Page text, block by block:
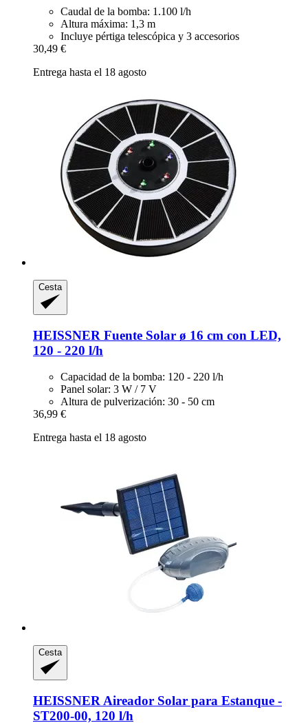
Caudal de la bomba: 1.100 l/h
Altura máxima: 1,3 m
Incluye pértiga telescópica y 3 accesorios
30,49 €
Entrega hasta el 18 agosto
Cesta
HEISSNER Fuente Solar ø 16 cm con LED,
120 -​ 220 l/h
Capacidad de la bomba: 120 - 220 l/h
Panel solar: 3 W / 7 V
Altura de pulverización: 30 - 50 cm
36,99 €
Entrega hasta el 18 agosto
Cesta
HEISSNER Aireador Solar para Estanque -​
ST200-​00, 120 l/h